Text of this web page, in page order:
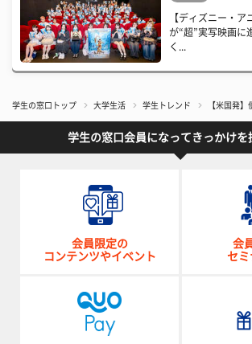
【ディズニー・ア
が“超”実写映画に
く...
学生の窓口トップ 大学生活 学生トレンド 【米国発
学生の窓口会員になってきっかけを
会員限定の
コンテンツやイベント
会
セミ